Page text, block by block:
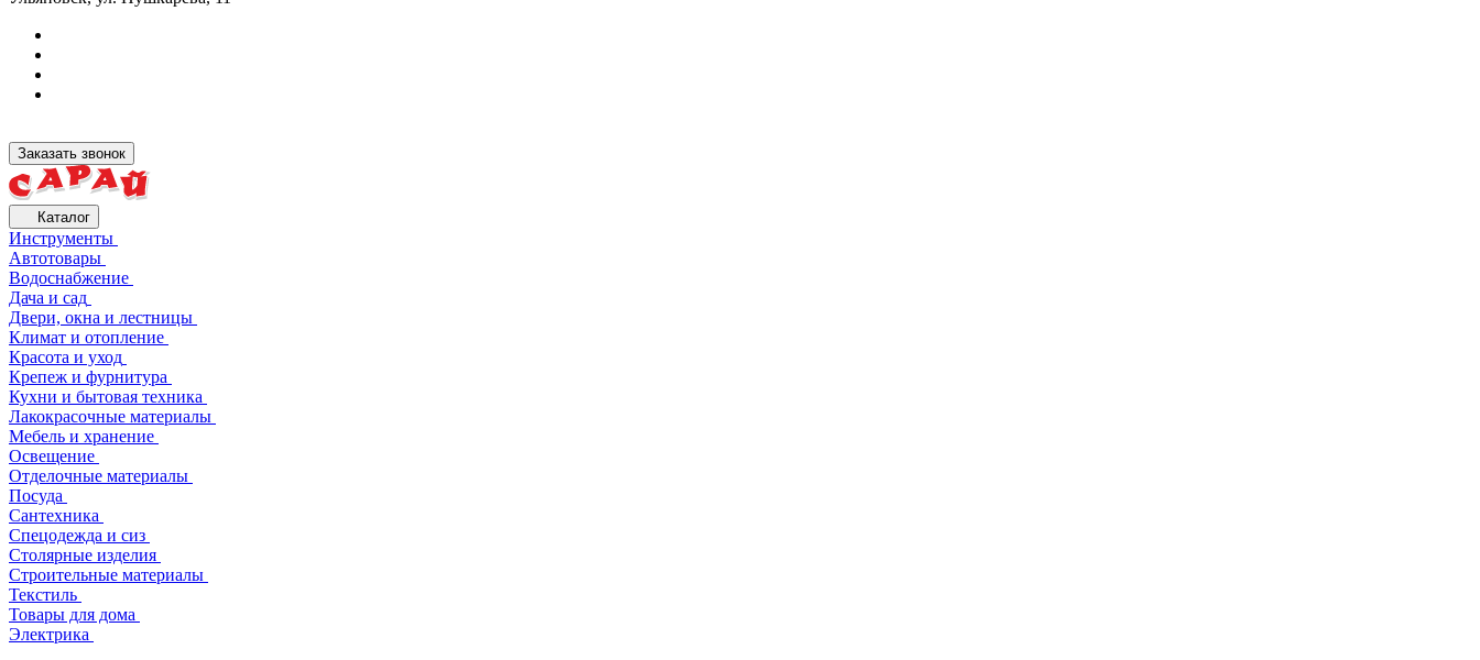
Заказать звонок
Каталог
Инструменты
Автотовары
Водоснабжение
Дача и сад
Двери, окна и лестницы
Климат и отопление
Красота и уход
Крепеж и фурнитура
Кухни и бытовая техника
Лакокрасочные материалы
Мебель и хранение
Освещение
Отделочные материалы
Посуда
Сантехника
Спецодежда и сиз
Столярные изделия
Строительные материалы
Текстиль
Товары для дома
Электрика